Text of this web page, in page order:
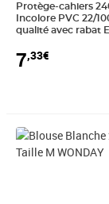
Protège-cahiers
Incolore PVC 22/
qualité avec rabat
7,33€
Prix 33,90€